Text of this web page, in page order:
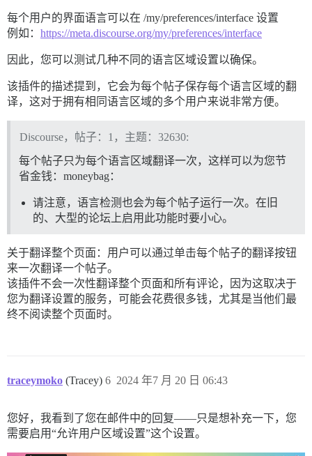
每个用户的界面语言可以在 /my/preferences/interface 设置
例如： https://meta.discourse.org/my/preferences/interface
因此，您可以测试几种不同的语言区域设置以确保。
该插件的描述提到，它会为每个帖子保存每个语言区域的翻
译，这对于拥有相同语言区域的多个用户来说非常方便。
Discourse，帖子：1，主题：32630:
每个帖子只为每个语言区域翻译一次，这样可以为您节
省金钱：moneybag：
请注意，语言检测也会为每个帖子运行一次。在旧
的、大型的论坛上启用此功能时要小心。
关于翻译整个页面：用户可以通过单击每个帖子的翻译按钮
来一次翻译一个帖子。
该插件不会一次性翻译整个页面和所有评论，因为这取决于
您为翻译设置的服务，可能会花费很多钱，尤其是当他们最
终不阅读整个页面时。
traceymoko (Tracey) 2024 年7 月 20 日 06:43
6
您好，我看到了您在邮件中的回复——只是想补充一下，您
需要启用“允许用户区域设置”这个设置。